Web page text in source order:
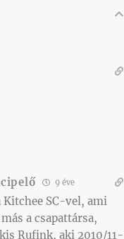
9 éve
SC-vel, ami
a csapattársa,
Rufink, aki 2010/11-